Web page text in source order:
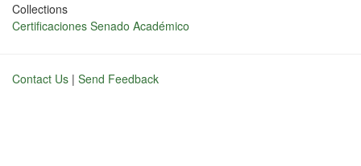
Collections
Certificaciones Senado Académico
Contact Us | Send Feedback